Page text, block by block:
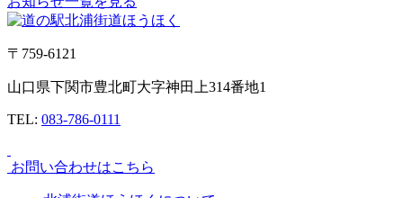
〒759-6121
山口県下関市豊北町大字神田上314番地1
TEL: 083-786-0111
お問い合わせはこちら